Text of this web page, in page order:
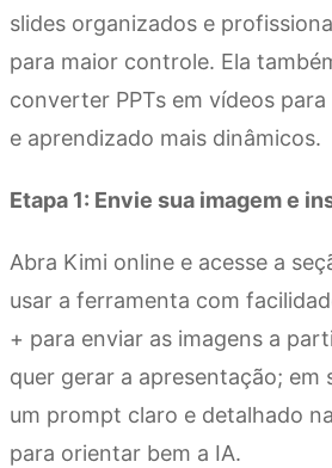
slides organizados e
para maior controle. Ela
converter PPTs em vídeos
e aprendizado mais dinâmicos.
Etapa 1: Envie sua imagem e
Abra Kimi online e acesse a
usar a ferramenta com
+ para enviar as imagens a
quer gerar a apresentação; em
um prompt claro e detalhado
para orientar bem a IA.